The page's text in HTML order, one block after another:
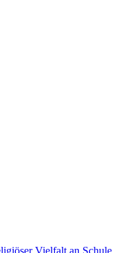
Vielfalt an Schule